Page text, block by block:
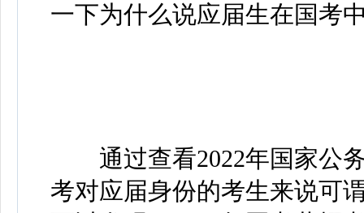
一下为什么说应届生在国考
通过查看2022年国家公务
考对应届身份的考生来说可